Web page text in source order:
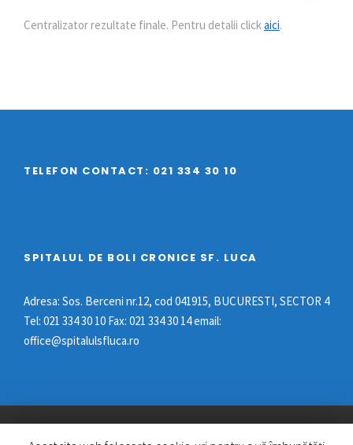
Centralizator rezultate finale. Pentru detalii clickaici.
TELEFON CONTACT: 021 334 30 10
SPITALUL DE BOLI CRONICE SF. LUCA
Adresa: Sos. Berceni nr.12, cod 041915, BUCURESTI, SECTOR 4
Tel: 021 334 30 10 Fax: 021 334 30 14 email:
office@spitalulsfluca.ro